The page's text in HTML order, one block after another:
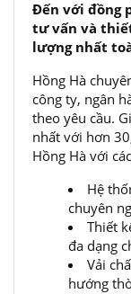
Đến với đồng
tư vấn và
lượng nhất
Hồng Hà
công ty, ngân
theo yêu cầu.
nhất với hơn
Hồng Hà với
Hệ
chuyên
Thiết
đa dạng
Vải
hướng